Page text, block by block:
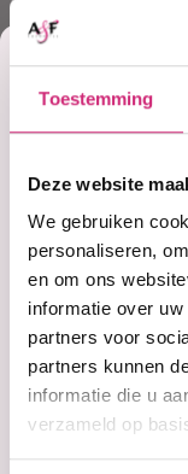
Toestemming
Deze website
We gebruiken
personaliseren,
en om ons
informatie over
partners voor
partners kunnen
informatie die u
verzameld op
Filter
Op voorraad
African Pride
op